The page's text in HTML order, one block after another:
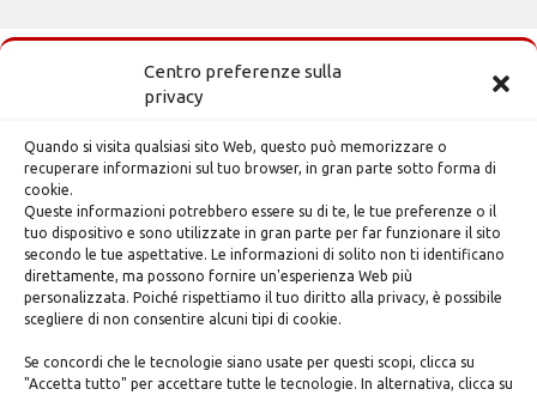
Centro preferenze sulla
privacy
Quando si visita qualsiasi sito Web, questo può memorizzare o
recuperare informazioni sul tuo browser, in gran parte sotto forma di
cookie.
Queste informazioni potrebbero essere su di te, le tue preferenze o il
tuo dispositivo e sono utilizzate in gran parte per far funzionare il sito
secondo le tue aspettative. Le informazioni di solito non ti identificano
direttamente, ma possono fornire un'esperienza Web più
personalizzata. Poiché rispettiamo il tuo diritto alla privacy, è possibile
scegliere di non consentire alcuni tipi di cookie.
Se concordi che le tecnologie siano usate per questi scopi, clicca su
"Accetta tutto" per accettare tutte le tecnologie. In alternativa, clicca su
Indirizzo:
P.zza S. Giovanni in Laterano 6/a
00184 - Roma